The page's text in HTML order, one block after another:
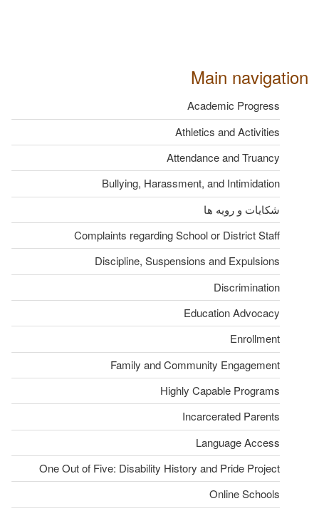
Main navigation
Academic Progress
Athletics and Activities
Attendance and Truancy
Bullying, Harassment, and Intimidation
شکایات و رویه ها
Complaints regarding School or District Staff
Discipline, Suspensions and Expulsions
Discrimination
Education Advocacy
Enrollment
Family and Community Engagement
Highly Capable Programs
Incarcerated Parents
Language Access
One Out of Five: Disability History and Pride Project
Online Schools